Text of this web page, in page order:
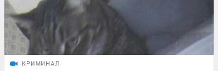
КРИМИНАЛ